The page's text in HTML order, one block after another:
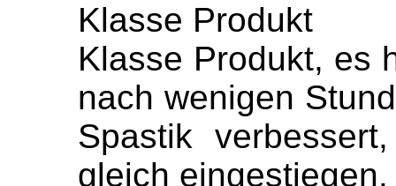
Klasse Produkt
Klasse Produkt, es
nach wenigen
Spastik
gleich eingestiegen.